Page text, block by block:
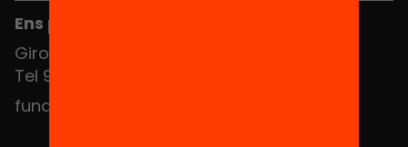
Ens pots trobar al Hub Social
Girona 34, interior 08010 Barcelona
Tel 934 588 700
fundacio@equitat.org